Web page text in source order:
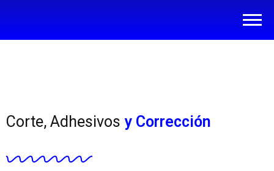
Corte, Adhesivos y Corrección